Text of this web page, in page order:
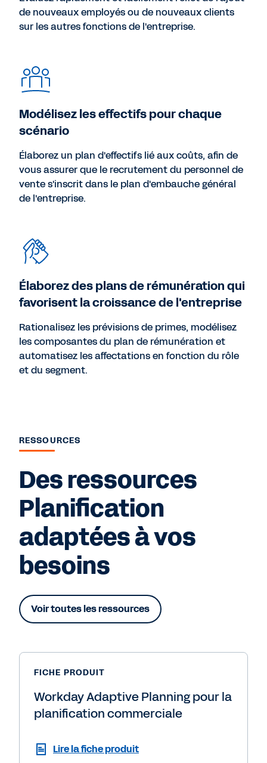
de nouveaux employés ou de nouveaux clients
sur les autres fonctions de l'entreprise.
Modélisez les effectifs pour chaque
scénario
Élaborez un plan d'effectifs lié aux coûts, afin de
vous assurer que le recrutement du personnel de
vente s'inscrit dans le plan d'embauche général
de l'entreprise.
Élaborez des plans de rémunération qui
favorisent la croissance de l'entreprise
Rationalisez les prévisions de primes, modélisez
les composantes du plan de rémunération et
automatisez les affectations en fonction du rôle
et du segment.
RESSOURCES
Des ressources
Planification
adaptées à vos
besoins
Voir toutes les ressources
FICHE PRODUIT
Workday Adaptive Planning pour la
planification commerciale
Lire la fiche produit